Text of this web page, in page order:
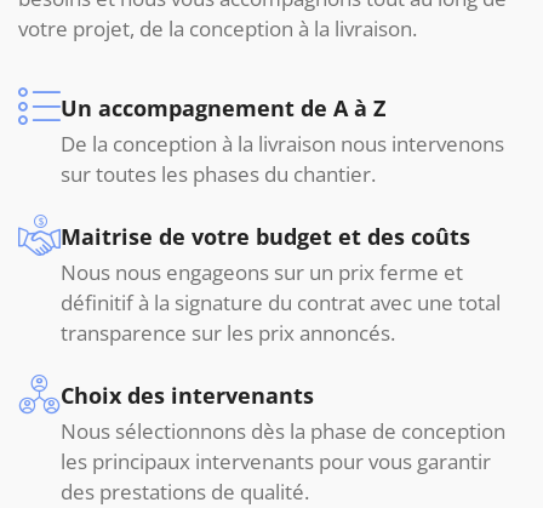
votre projet, de la conception à la livraison.
Un accompagnement de A à Z
De la conception à la livraison nous intervenons
sur toutes les phases du chantier.
Maitrise de votre budget et des coûts
Nous nous engageons sur un prix ferme et
définitif à la signature du contrat avec une total
transparence sur les prix annoncés.
Choix des intervenants
Nous sélectionnons dès la phase de conception
les principaux intervenants pour vous garantir
des prestations de qualité.